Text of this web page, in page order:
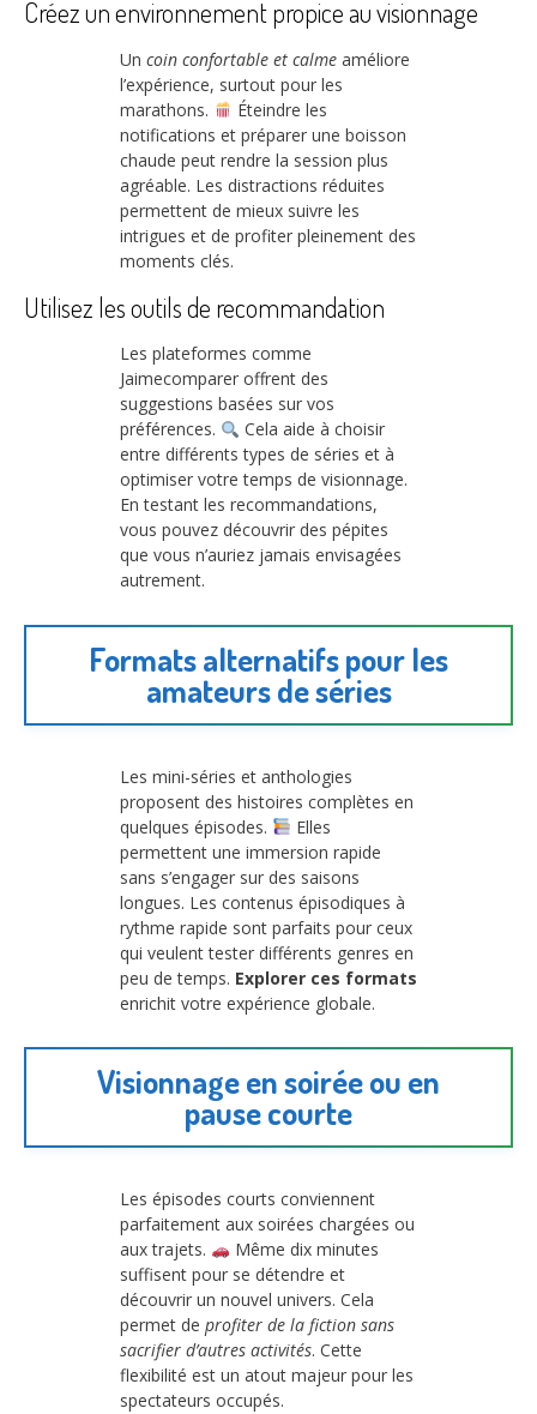
Créez un environnement propice au visionnage
Un coin confortable et calme améliore
l’expérience, surtout pour les
marathons.
Éteindre les
notifications et préparer une boisson
chaude peut rendre la session plus
agréable. Les distractions réduites
permettent de mieux suivre les
intrigues et de profiter pleinement des
moments clés.
Utilisez les outils de recommandation
Les plateformes comme
Jaimecomparer offrent des
suggestions basées sur vos
préférences.
Cela aide à choisir
entre différents types de séries et à
optimiser votre temps de visionnage.
En testant les recommandations,
vous pouvez découvrir des pépites
que vous n’auriez jamais envisagées
autrement.
Formats alternatifs pour les
amateurs de séries
Les mini-séries et anthologies
proposent des histoires complètes en
quelques épisodes.
Elles
permettent une immersion rapide
sans s’engager sur des saisons
longues. Les contenus épisodiques à
rythme rapide sont parfaits pour ceux
qui veulent tester différents genres en
peu de temps. Explorer ces formats
enrichit votre expérience globale.
Visionnage en soirée ou en
pause courte
Les épisodes courts conviennent
parfaitement aux soirées chargées ou
aux trajets.
Même dix minutes
suffisent pour se détendre et
découvrir un nouvel univers. Cela
permet de profiter de la fiction sans
sacrifier d’autres activités. Cette
flexibilité est un atout majeur pour les
spectateurs occupés.